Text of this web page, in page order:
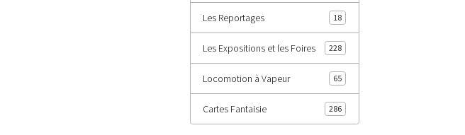
Les Reportages 18
Les Expositions et les Foires 228
Locomotion à Vapeur 65
Cartes Fantaisie 286